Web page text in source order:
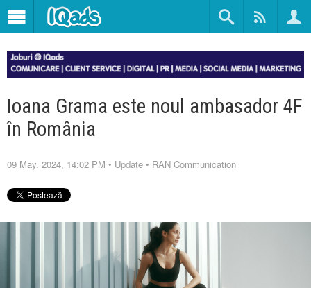
Ioana Grama este noul ambasador 4F
în România
09 May. 2024, 14:02 PM • Update • RAN Communication